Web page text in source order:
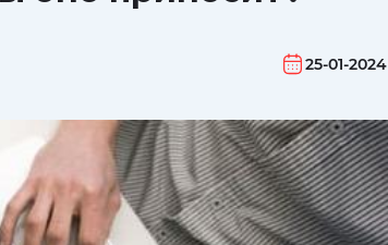
25-01-2024